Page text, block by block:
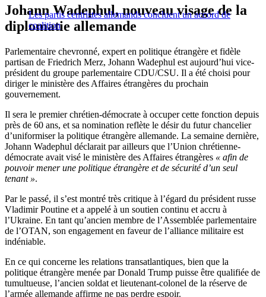
Les partis centristes allemands concluent un accord de
coalition
Johann Wadephul, nouveau visage de la
diplomatie allemande
Parlementaire chevronné, expert en politique étrangère et fidèle
partisan de Friedrich Merz, Johann Wadephul est aujourd’hui vice-
président du groupe parlementaire CDU/CSU. Il a été choisi pour
diriger le ministère des Affaires étrangères du prochain
gouvernement.
Il sera le premier chrétien-démocrate à occuper cette fonction depuis
près de 60 ans, et sa nomination reflète le désir du futur chancelier
d’uniformiser la politique étrangère allemande. La semaine dernière,
Johann Wadephul déclarait par ailleurs que l’Union chrétienne-
démocrate avait visé le ministère des Affaires étrangères « afin de
pouvoir mener une politique étrangère et de sécurité d’un seul
tenant ».
Par le passé, il s’est montré très critique à l’égard du président russe
Vladimir Poutine et a appelé à un soutien continu et accru à
l’Ukraine. En tant qu’ancien membre de l’Assemblée parlementaire
de l’OTAN, son engagement en faveur de l’alliance militaire est
indéniable.
En ce qui concerne les relations transatlantiques, bien que la
politique étrangère menée par Donald Trump puisse être qualifiée de
tumultueuse, l’ancien soldat et lieutenant-colonel de la réserve de
l’armée allemande affirme ne pas perdre espoir.